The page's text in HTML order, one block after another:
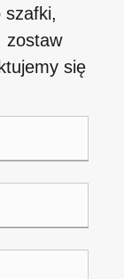
szafki,
zostaw
się